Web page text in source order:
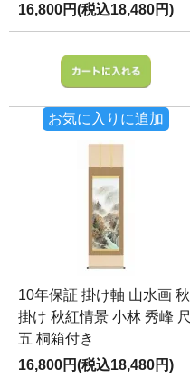
16,800円(税込18,480円)
お気に入りに追加
10年保証 掛け軸 山水画 秋
掛け 秋紅情景 小林 秀峰 尺
五 桐箱付き
16,800円(税込18,480円)